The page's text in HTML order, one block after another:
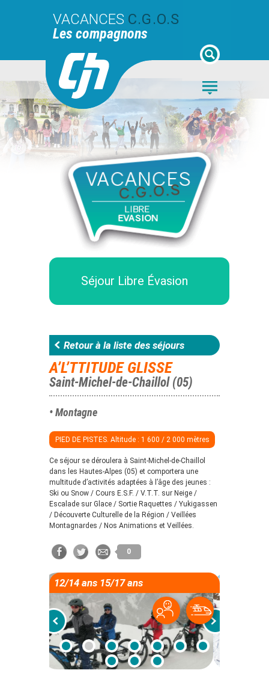
VACANCES C.G.O.S
Les compagnons
Séjour Libre Évasion
Retour à la liste des séjours
A’L’TTITUDE GLISSE
Saint-Michel-de-Chaillol (05)
• Montagne
PIED DE PISTES. Altitude : 1 600 / 2 000 mètres
Ce séjour se déroulera à Saint-Michel-de-Chaillol
dans les Hautes-Alpes (05) et comportera une
multitude d’activités adaptées à l’âge des jeunes :
Ski ou Snow / Cours E.S.F. / V.T.T. sur Neige /
Escalade sur Glace / Sortie Raquettes / Yukigassen
/ Découverte Culturelle de la Région / Veillées
Montagnardes / Nos Animations et Veillées.
0
12/14 ans 15/17 ans